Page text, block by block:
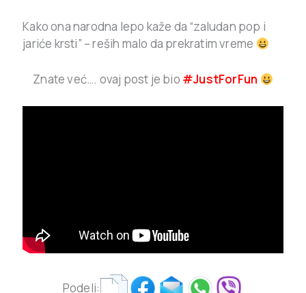
Kako ona narodna lepo kaže da “zaludan pop i
jariće krsti” – reših malo da prekratim vreme
Znate već…. ovaj post je bio #JustForFun
Podeli: